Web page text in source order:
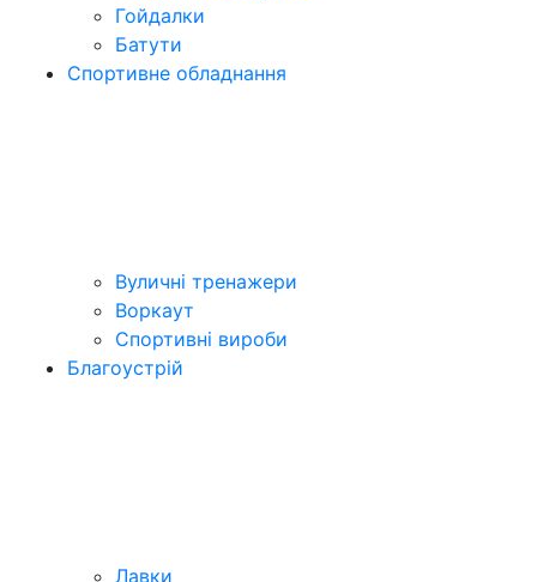
Гойдалки
Батути
Спортивне обладнання
Вуличні тренажери
Воркаут
Спортивні вироби
Благоустрій
Лавки